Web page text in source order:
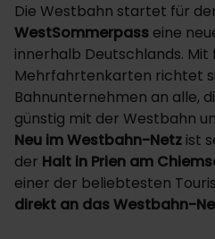
Die Westbahn startet für
WestSommerpass eine
innerhalb Deutschlands. Mit
Mehrfahrtenkarten richtet
Bahnunternehmen an alle,
günstig mit der Westbahn
Neu im Westbahn-Netz ist
der Halt in Prien am
einer der beliebtesten
direkt an das Westbahn-